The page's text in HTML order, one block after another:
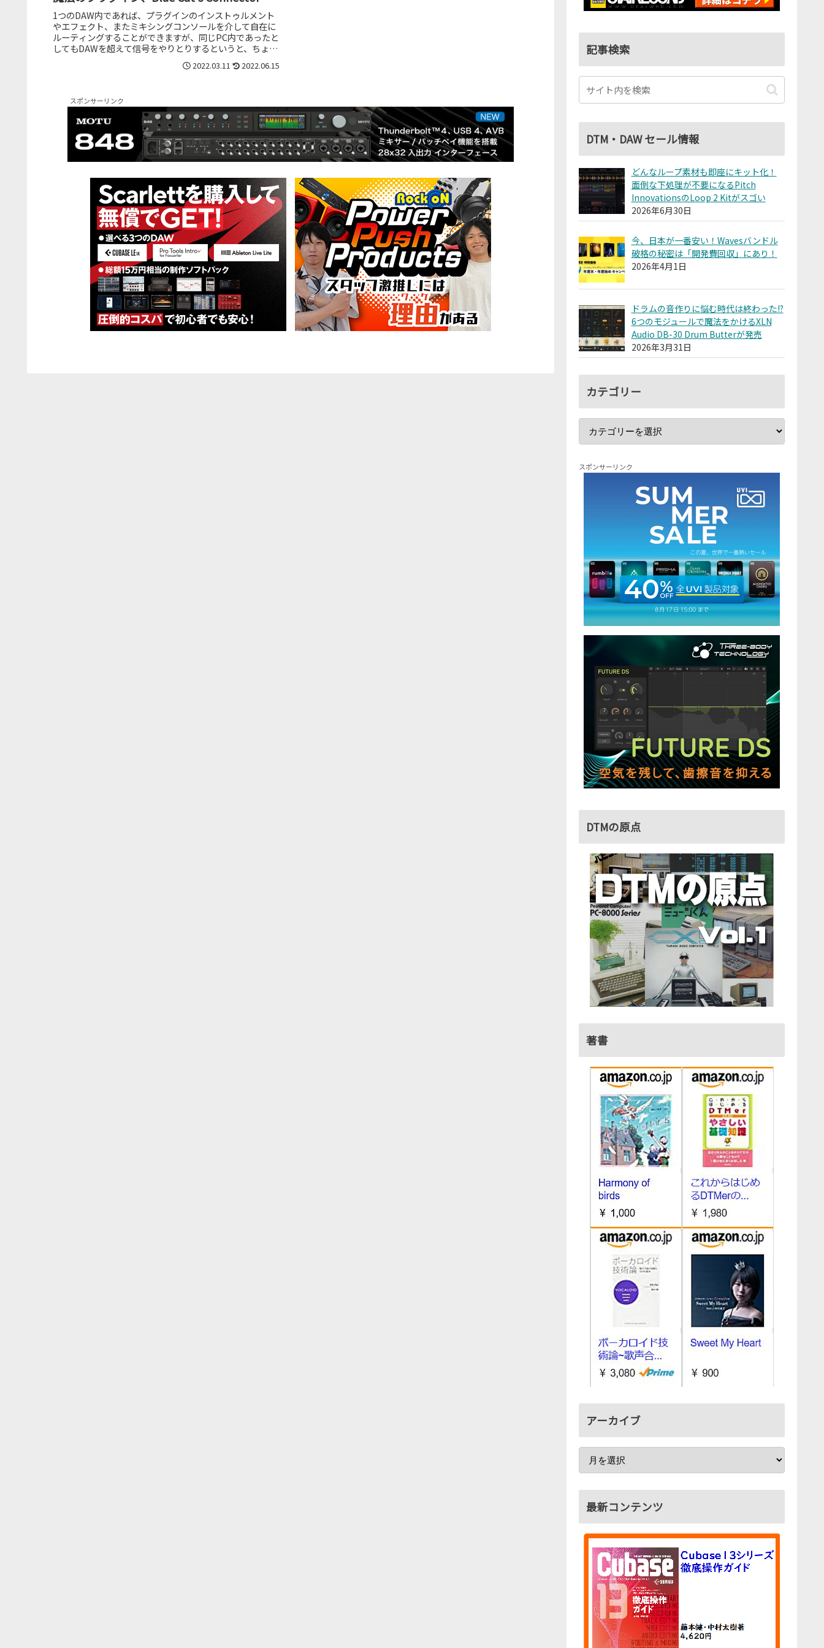
1つのDAW内であれば、プラグインのインストゥルメント
やエフェクト、またミキシングコンソールを介して自在に
ルーティングすることができますが、同じPC内であったと
してもDAWを超えて信号をやりとりするというと、ちょっ
2022.03.11 2022.06.15
スポンサーリンク
記事検索
DTM・DAW セール情報
どんなループ素材も即座にキット化！
面倒な下処理が不要になるPitch
InnovationsのLoop 2 Kitがスゴい
2026年6月30日
今、日本が一番安い！Wavesバンドル
破格の秘密は「開発費回収」にあり！
2026年4月1日
ドラムの音作りに悩む時代は終わった!?
6つのモジュールで魔法をかけるXLN
Audio DB-30 Drum Butterが発売
2026年3月31日
カテゴリー
スポンサーリンク
DTMの原点
著書
アーカイブ
最新コンテンツ